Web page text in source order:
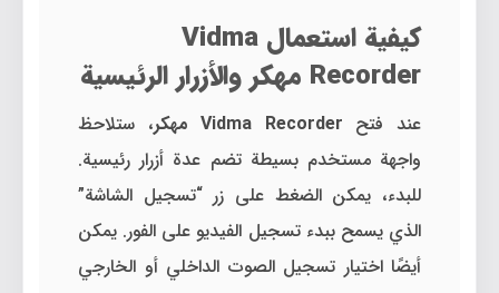
كيفية استعمال Vidma
Recorder مهكر والأزرار الرئيسية
عند فتح Vidma Recorder مهكر
، ستلاحظ
واجهة مستخدم بسيطة تضم عدة أزرار رئيسية.
للبدء، يمكن الضغط على زر “تسجيل الشاشة”
الذي يسمح ببدء تسجيل الفيديو على الفور. يمكن
أيضًا اختيار تسجيل الصوت الداخلي أو الخارجي